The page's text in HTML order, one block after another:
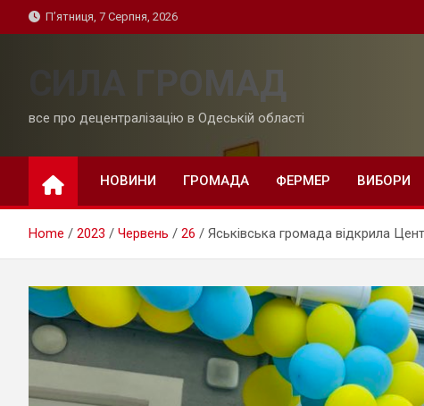
to
П’ятниця, 7 Серпня, 2026
СИЛА ГРОМАД
все про децентралізацію в Одеській області
НОВИНИ ГРОМАДА ФЕРМЕР ВИБОРИ
Home 2023 Червень 26 Яськівська громада відкрила